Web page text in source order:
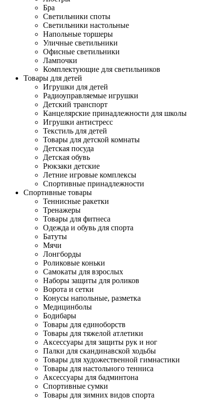
Бра
Светильники споты
Светильники настольные
Напольные торшеры
Уличные светильники
Офисные светильники
Лампочки
Комплектующие для светильников
Товары для детей
Игрушки для детей
Радиоуправляемые игрушки
Детский транспорт
Канцелярские принадлежности для школы
Игрушки антистресс
Текстиль для детей
Товары для детской комнаты
Детская посуда
Детская обувь
Рюкзаки детские
Летние игровые комплексы
Спортивные принадлежности
Спортивные товары
Теннисные ракетки
Тренажеры
Товары для фитнеса
Одежда и обувь для спорта
Батуты
Мячи
Лонгборды
Роликовые коньки
Самокаты для взрослых
Наборы защиты для роликов
Ворота и сетки
Конусы напольные, разметка
Медицинболы
Бодибары
Товары для единоборств
Товары для тяжелой атлетики
Аксессуары для защиты рук и ног
Палки для скандинавской ходьбы
Товары для художественной гимнастики
Товары для настольного тенниса
Аксессуары для бадминтона
Спортивные сумки
Товары для зимних видов спорта